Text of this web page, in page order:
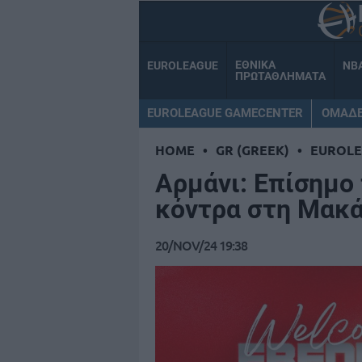
EUROLEAGUE
ΕΘΝΙΚΑ
ΠΡΩΤΑΘΛΗΜΑΤΑ
EUROLEAGUE GAMECENTER
HOME • GR (GREEK) •
Αρμάνι: Επίσημο
κόντρα στη
20/NOV/24 19:38